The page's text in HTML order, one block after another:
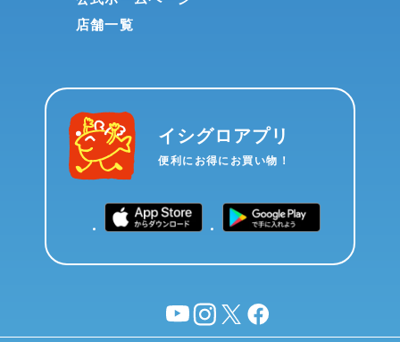
店舗一覧
イシグロアプリ
便利にお得にお買い物！
YouTubeinstagram
X facebook